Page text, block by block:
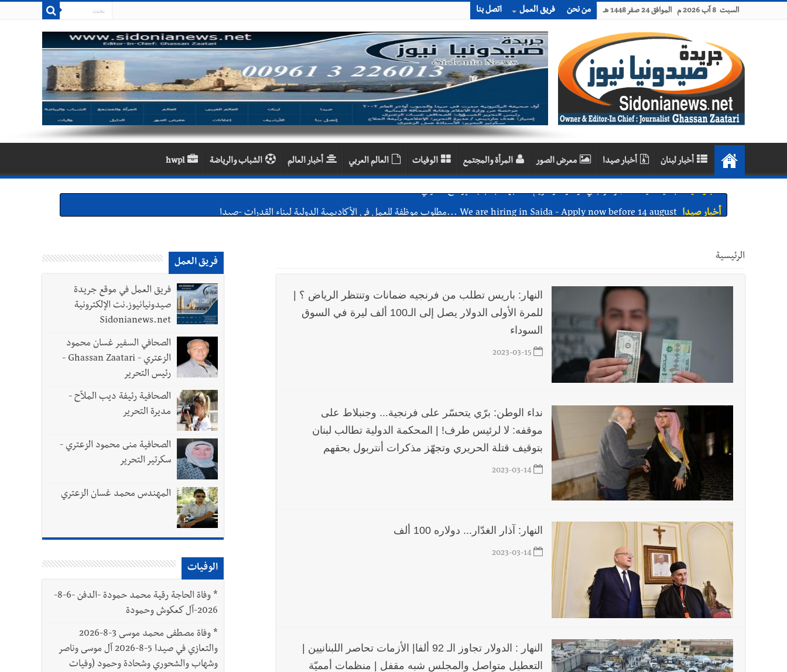
السبت 8 آب 2026 م الموافق 24 صفر 1448 هـ من نحن فريق العمل اتصل بنا
أخبار لبنان أخبار صيدا معرض الصور المرأة والمجتمع الوفيات العالم العربي أخبار العالم الشباب والرياضة hwpl
أخبار صيدا
We are hiring in Saida - Apply now before 14 august ...مطلوب موظفة للعمل في الأكاديمية الدولية لبناء القدرات -صيدا
أخبار صيدا
قائد الجيش اللبناني العماد رودولف هيكل استقبل النائب أكرم شهيب الذي شدد على ضرورة التفاف جميع اللبنانيين حول الجيش في هذه المرحلة الدقيقة
مؤسسة مياه لبنان الجنوبي : جيش العدوالاسرائيلي يستهدف فرق المؤسسة أثناء عملهم في عيتا الجبل
أخبار لبنان بهية الحريري تقدم بإسم الرئيس سعد الحريري التعازي بوفاة الراحل ميشال معلولي
أخبار لبنان الجيش اللبناني : إصابة أحد العسكريين بجروح طفيفة نتيجة استهداف إسرائيلي معادٍ لجرافة للجيش في بلدة المنصوري - صور
أخبار لبنان مسيّرة أسرائيلية القت قنبلة صوتية باتجاه جرافة للجيش اللبناني خلال عملها في المنصوري ومعلومات أولية عن اصابة أحد العسكريين
أخبار صيدا بلدية صيدا : حجز مركبتي توكتوك وتغريم صاحبهما بسبب الإزعاج الصوتي
الرئيسية
النهار: باريس تطلب من فرنجيه ضمانات وتنتظر الرياض ؟ |
للمرة الأولى الدولار يصل إلى الـ100 ألف ليرة في السوق
السوداء
2023-03-15
نداء الوطن: برّي يتحسّر على فرنجية... وجنبلاط على
موقفه: لا لرئيس طرف! | المحكمة الدولية تطالب لبنان
بتوقيف قتلة الحريري وتجهّز مذكرات أنتربول بحقهم
2023-03-14
النهار: آذار الغدّار... دولاره 100 ألف
2023-03-14
النهار : الدولار تجاوز الـ 92 ألفا| الأزمات تحاصر اللبنانيين |
التعطيل متواصل والمجلس شبه مقفل | منظمات أمميّة
فريق العمل
فريق العمل في موقع جريدة
صيدونيانيوز.نت الإلكترونية
Sidonianews.net
الصحافي السفير غسان محمود
الزعتري - Ghassan Zaatari -
رئيس التحرير
الصحافية رئيفة ديب الملاّح -
مديرة التحرير
الصحافية منى محمود الزعتري -
سكرتير التحرير
المهندس محمد غسان الزعتري
الوفيات
*
وفاة الحاجة رقية محمد حمودة -الدفن -6-8-
2026-آل كعكوش وحمودة
*
وفاة مصطفى محمد موسى 3-8-2026
والتعازي في صيدا 5-8-2026 آل موسى وناصر
وشهاب والشحوري وشحادة وحمود (وفيات